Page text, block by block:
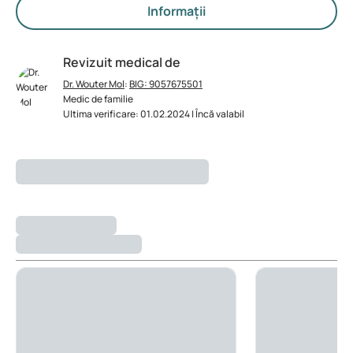
Informații
Revizuit medical de
Dr. Wouter Mol:BIG: 9057675501
Medic de familie
Ultima verificare: 01.02.2024 | Încă valabil